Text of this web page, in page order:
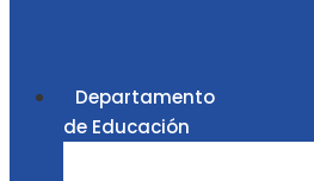
Departamento
de Educación